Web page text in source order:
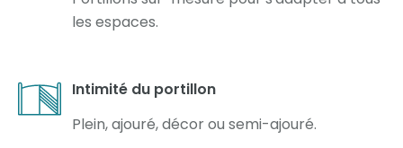
les espaces.
Intimité du portillon
Plein, ajouré, décor ou semi-ajouré.